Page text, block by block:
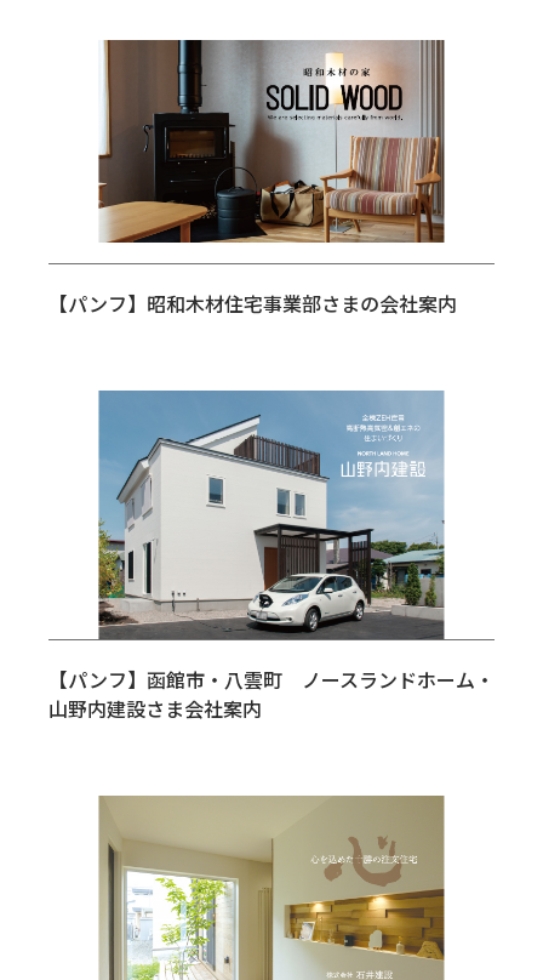
【パンフ】昭和木材住宅事業部さまの会社案内
【パンフ】函館市・八雲町 ノースランドホーム・
山野内建設さま会社案内